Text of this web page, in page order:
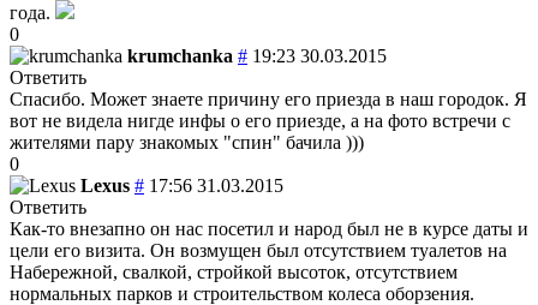
года.
0
krumchanka # 19:23 30.03.2015
Ответить
Спасибо. Может знаете причину его приезда в наш городок. Я
вот не видела нигде инфы о его приезде, а на фото встречи с
жителями пару знакомых "спин" бачила )))
0
Lexus # 17:56 31.03.2015
Ответить
Как-то внезапно он нас посетил и народ был не в курсе даты и
цели его визита. Он возмущен был отсутствием туалетов на
Набережной, свалкой, стройкой высоток, отсутствием
нормальных парков и строительством колеса оборзения.